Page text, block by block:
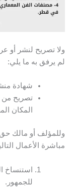
ولا تصريح لنشر أو
لم يرفق به ما يلي:
شهادة
تصريح من
المكان
وللمؤلف أو مالك
مباشرة الأعمال
استنساخ
للجمهور.